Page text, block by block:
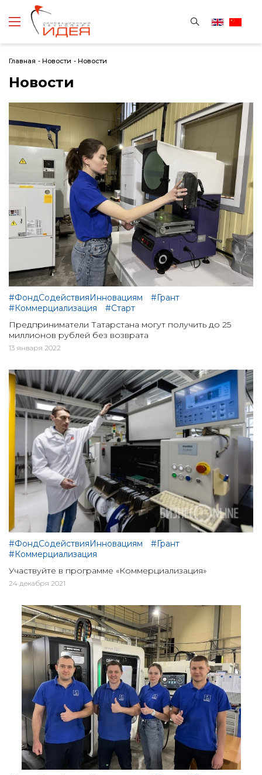
Главная - Новости - Новости
Новости
#ФондСодействияИнновациям
#Грант
#Коммерциализация
#Старт
Предприниматели Татарстана могут получить до 25
миллионов рублей без возврата
13 января 2022
#ФондСодействияИнновациям
#Грант
#Коммерциализация
Участвуйте в программе «Коммерциализация»
24 декабря 2021